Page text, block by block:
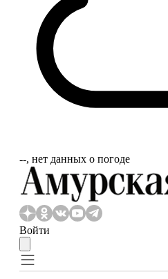
‐‐, нет данных о погоде
Войти